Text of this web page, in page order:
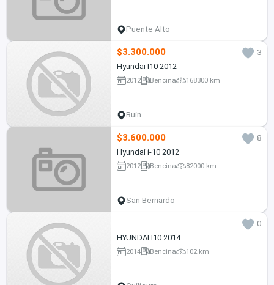
Puente Alto
$3.300.000
3
Hyundai I10 2012
2012 Bencina 168300 km
Buin
$3.600.000
8
Hyundai i-10 2012
2012 Bencina 82000 km
San Bernardo
0
HYUNDAI I10 2014
2014 Bencina 102 km